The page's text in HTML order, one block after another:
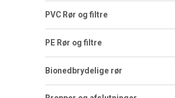
PVC Rør og filtre
PE Rør og filtre
Bionedbrydelige rør